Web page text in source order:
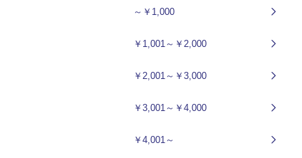
～￥1,000
￥1,001～￥2,000
￥2,001～￥3,000
￥3,001～￥4,000
￥4,001～